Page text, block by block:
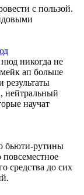
с пользой.
никогда не
ап больше
результаты
нейтральный
научат
бьюти-рутины
средства до сих